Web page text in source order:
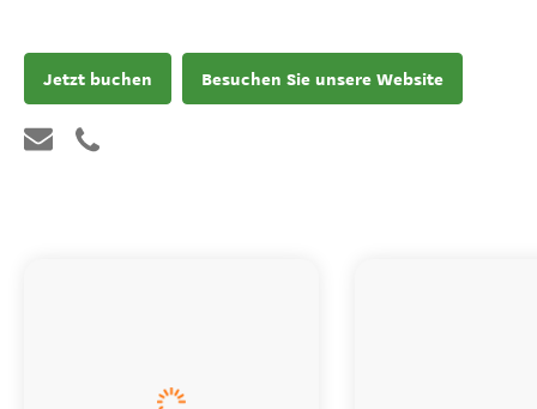
Jetzt buchen Besuchen Sie unsere Website